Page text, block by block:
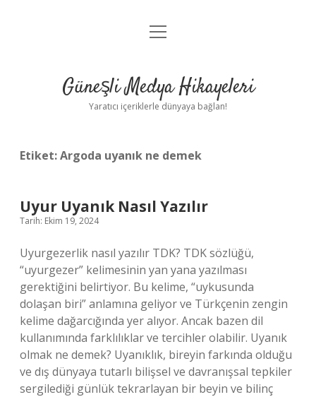
Anasayfa
Yasal Uyarı
menüyü
Güneşli Medya Hikayeleri
Yaratıcı içeriklerle dünyaya bağlan!
Etiket:Argoda uyanık ne demek
Uyur Uyanık Nasıl Yazılır
Tarih: Ekim 19, 2024
Uyurgezerlik nasıl yazılır TDK? TDK sözlüğü,
“uyurgezer” kelimesinin yan yana yazılması
gerektiğini belirtiyor. Bu kelime, “uykusunda
dolaşan biri” anlamına geliyor ve Türkçenin zengin
kelime dağarcığında yer alıyor. Ancak bazen dil
kullanımında farklılıklar ve tercihler olabilir. Uyanık
olmak ne demek? Uyanıklık, bireyin farkında olduğu
ve dış dünyaya tutarlı bilişsel ve davranışsal tepkiler
sergilediği günlük tekrarlayan bir beyin ve bilinç